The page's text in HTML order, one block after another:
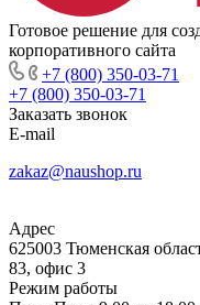
Готовое решение для
корпоративного сайта
+7 (800) 350-03-71
+7 (800) 350-03-71
Заказать звонок
E-mail
zakaz@naushop.ru
Адрес
625003 Тюменская
83, офис 3
Режим работы